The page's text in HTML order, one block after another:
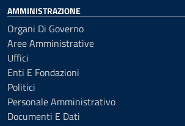
AMMINISTRAZIONE
Organi Di Governo
Aree Amministrative
Uffici
Enti E Fondazioni
Politici
Personale Amministrativo
Documenti E Dati